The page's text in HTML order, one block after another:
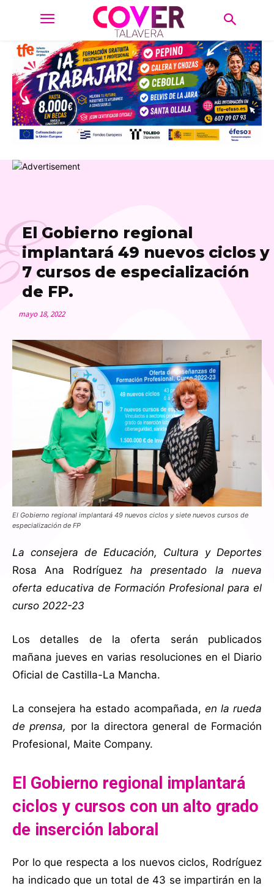
El Gobierno regional
implantará 49 nuevos ciclos y
7 cursos de especialización
de FP.
mayo 18, 2022
El Gobierno regional implantará 49 nuevos ciclos y siete nuevos cursos de
especialización de FP
La consejera de Educación, Cultura y Deportes
Rosa Ana Rodríguezha presentado la nueva
oferta educativa de Formación Profesional para el
curso 2022-23
Los detalles de la oferta serán publicados
mañana jueves en varias resoluciones en el Diario
Oficial de Castilla-La Mancha.
La consejera ha estado acompañada, en la rueda
de prensa, por la directora general de Formación
Profesional, Maite Company.
El Gobierno regional implantará
ciclos y cursos con un alto grado
de inserción laboral
Por lo que respecta a los nuevos ciclos, Rodríguez
ha indicado que un total de 43 se impartirán en la